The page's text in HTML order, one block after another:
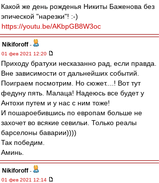
Какой же день рожденья Никиты Баженова без
эпической "нарезки"! :-)
https://youtu.be/AKbpGB8W3oc
Nikiforoff -
01 фев 2021 12:20
Приходу братухи несказанно рад, если правда.
Вне зависимости от дальнейших событий.
Поиграем посмотрим. Но сюжет....! Вот тут
федуну пять. Малаца! Надеюсь все будет у
Антохи путем и у нас с ним тоже!
И пошароебившись по европам больше не
захочет во всякие севильи. Только реалы
барселоны баварии))))
Так победим.
Аминь.
Nikiforoff -
01 фев 2021 12:14